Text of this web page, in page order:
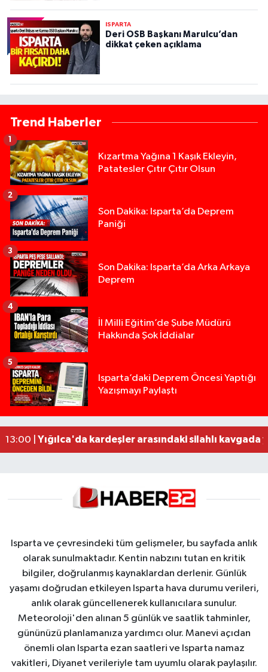
ISPARTA
Deri OSB Başkanı Marulcu’dan
dikkat çeken açıklama
Trend Haberler
Kızartma Yağına 1 Kaşık Ekleyin,
Patatesler Çıtır Çıtır Olsun
1
Son Dakika: Isparta’da Deprem
Paniği
2
Son Dakika: Isparta’da Arka Arkaya
Deprem
3
İl Milli Eğitim’de Şube Müdürü
Hakkında Şok İddialar
4
Isparta’daki Deprem Öncesi Yaptığı
Yazışmayı Paylaştı
5
12:48 |Tur teknesi çalışanlarının birbirine girdiği kavga
02:26 |MOTOSİKLETLE ÇARPIŞAN OTOMOBİL GÜL
20:12 |Alzheimer Hastası Adamdan Saatlerdir Haber
13:00 | Yığılca'da kardeşler arasındaki silahlı kavgada
Isparta ve çevresindeki tüm gelişmeler, bu sayfada anlık
olarak sunulmaktadır. Kentin nabzını tutan en kritik
bilgiler, doğrulanmış kaynaklardan derlenir. Günlük
yaşamı doğrudan etkileyen Isparta hava durumu verileri,
anlık olarak güncellenerek kullanıcılara sunulur.
Meteoroloji'den alınan 5 günlük ve saatlik tahminler,
gününüzü planlamanıza yardımcı olur. Manevi açıdan
önemli olan Isparta ezan saatleri ve Isparta namaz
vakitleri, Diyanet verileriyle tam uyumlu olarak paylaşılır.